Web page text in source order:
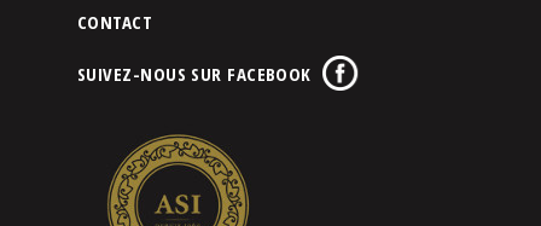
CONTACT
SUIVEZ-NOUS SUR FACEBOOK